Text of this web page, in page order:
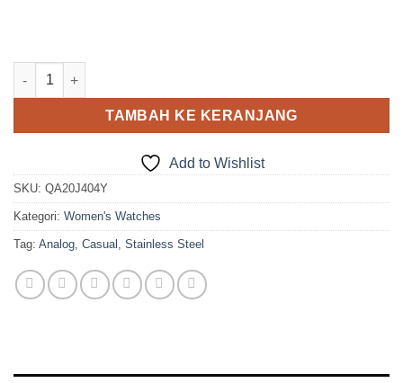
Kuantitas Q&Q QA20J404Y
TAMBAH KE KERANJANG
Add to Wishlist
SKU: QA20J404Y
Kategori: Women's Watches
Tag: Analog, Casual , Stainless Steel